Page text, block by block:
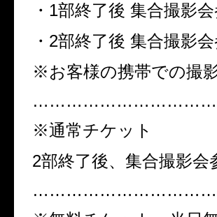
・ 1部終了後 集合撮影会
・ 2部終了後 集合撮影会
※お客様の携帯での撮
※通常チケット
2部終了後、集合撮影会